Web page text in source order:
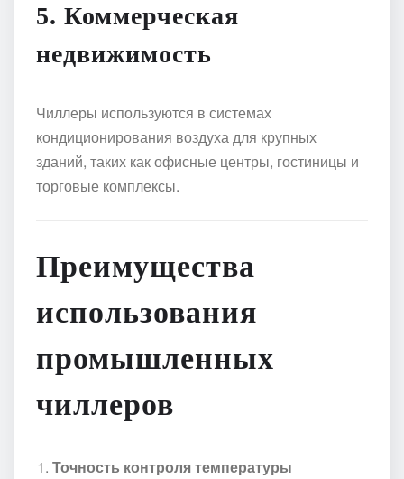
5. Коммерческая
недвижимость
Чиллеры используются в системах
кондиционирования воздуха для крупных
зданий, таких как офисные центры, гостиницы и
торговые комплексы.
Преимущества
использования
промышленных
чиллеров
Точность контроля температуры